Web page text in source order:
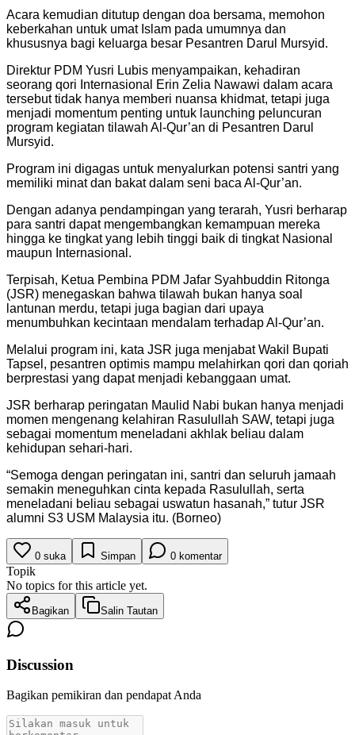
Acara kemudian ditutup dengan doa bersama, memohon
keberkahan untuk umat Islam pada umumnya dan
khususnya bagi keluarga besar Pesantren Darul Mursyid.
Direktur PDM Yusri Lubis menyampaikan, kehadiran
seorang qori Internasional Erin Zelia Nawawi dalam acara
tersebut tidak hanya memberi nuansa khidmat, tetapi juga
menjadi momentum penting untuk launching peluncuran
program kegiatan tilawah Al-Qur’an di Pesantren Darul
Mursyid.
Program ini digagas untuk menyalurkan potensi santri yang
memiliki minat dan bakat dalam seni baca Al-Qur’an.
Dengan adanya pendampingan yang terarah, Yusri berharap
para santri dapat mengembangkan kemampuan mereka
hingga ke tingkat yang lebih tinggi baik di tingkat Nasional
maupun Internasional.
Terpisah, Ketua Pembina PDM Jafar Syahbuddin Ritonga
(JSR) menegaskan bahwa tilawah bukan hanya soal
lantunan merdu, tetapi juga bagian dari upaya
menumbuhkan kecintaan mendalam terhadap Al-Qur’an.
Melalui program ini, kata JSR juga menjabat Wakil Bupati
Tapsel, pesantren optimis mampu melahirkan qori dan qoriah
berprestasi yang dapat menjadi kebanggaan umat.
JSR berharap peringatan Maulid Nabi bukan hanya menjadi
momen mengenang kelahiran Rasulullah SAW, tetapi juga
sebagai momentum meneladani akhlak beliau dalam
kehidupan sehari-hari.
“Semoga dengan peringatan ini, santri dan seluruh jamaah
semakin meneguhkan cinta kepada Rasulullah, serta
meneladani beliau sebagai uswatun hasanah,” tutur JSR
alumni S3 USM Malaysia itu. (Borneo)
0 suka Simpan 0 komentar
Topik
No topics for this article yet.
Bagikan Salin Tautan
Discussion
Bagikan pemikiran dan pendapat Anda